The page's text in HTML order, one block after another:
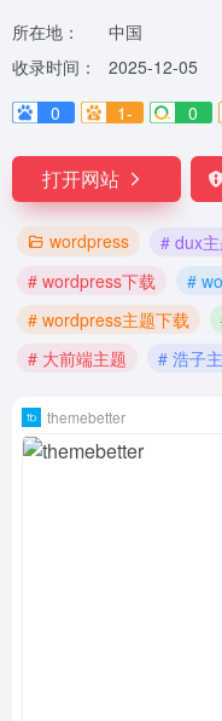
所在地：
中国
收录时间：
2025-12-05
0
1- 0
打开网站
wordpress # dux
# wordpress下载
#
# wordpress主题下载
# 大前端主题
# 浩子
themebetter